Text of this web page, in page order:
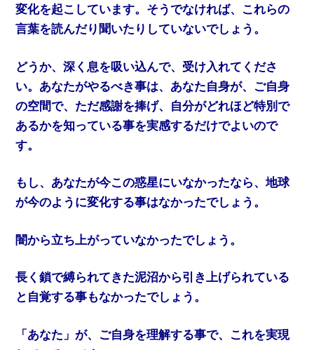
変化を起こしています。そうでなければ、これらの
言葉を読んだり聞いたりしていないでしょう。
どうか、深く息を吸い込んで、受け入れてくださ
い。あなたがやるべき事は、あなた自身が、ご自身
の空間で、ただ感謝を捧げ、自分がどれほど特別で
あるかを知っている事を実感するだけでよいので
す。
もし、あなたが今この惑星にいなかったなら、地球
が今のように変化する事はなかったでしょう。
闇から立ち上がっていなかったでしょう。
長く鎖で縛られてきた泥沼から引き上げられている
と自覚する事もなかったでしょう。
「あなた」が、ご自身を理解する事で、これを実現